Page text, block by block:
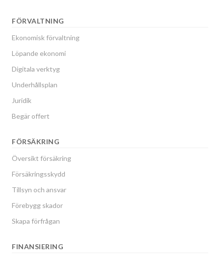
FÖRVALTNING
Ekonomisk förvaltning
Löpande ekonomi
Digitala verktyg
Underhållsplan
Juridik
Begär offert
FÖRSÄKRING
Översikt försäkring
Försäkringsskydd
Tillsyn och ansvar
Förebygg skador
Skapa förfrågan
FINANSIERING